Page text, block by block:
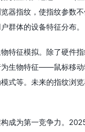
器指纹，使指纹参数不
群体的设备特征分布。
特征模拟。除了硬件
生物特征——鼠标移动
式等。未来的指纹浏
成为第一竞争力。